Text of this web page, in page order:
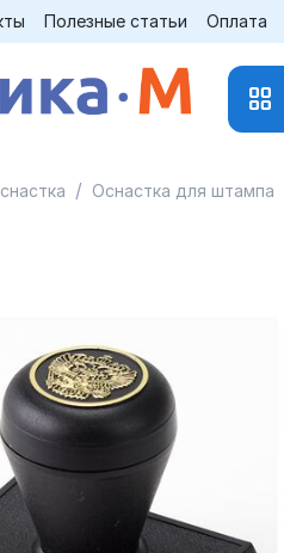
Полезные статьи Оплата
/ Оснастка для штампа